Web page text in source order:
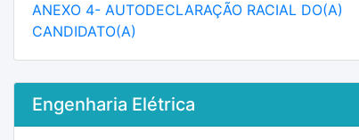
ANEXO 4- AUTODECLARAÇÃO RACIAL DO(A)
CANDIDATO(A)
Engenharia Elétrica